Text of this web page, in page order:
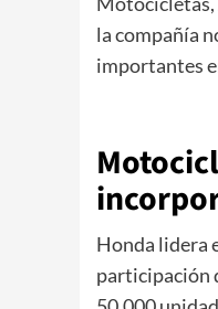
la compañía
importantes
Honda lidera
participación